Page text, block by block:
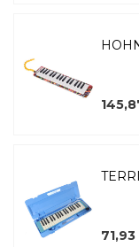
71,93